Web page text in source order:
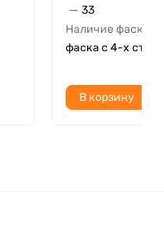
— 33
Наличие фаски
фаска с 4-х
В корзину